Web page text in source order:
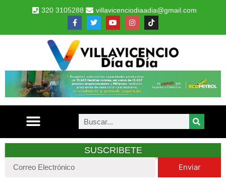
320 3105288 villavicenciodiaadia@gmail.com
SUSCRIBETE
Enviar